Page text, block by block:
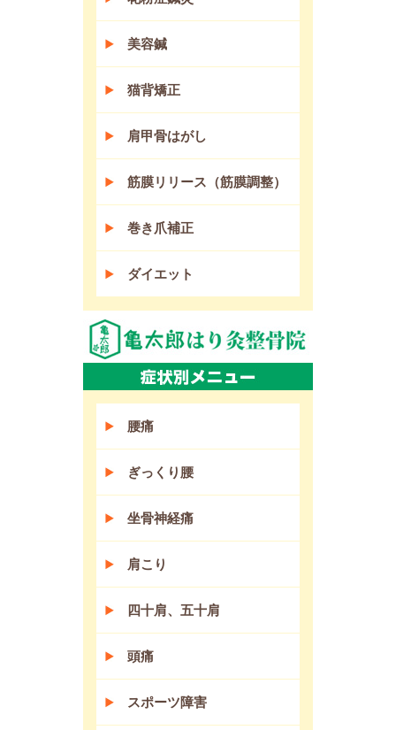
美容鍼
猫背矯正
肩甲骨はがし
筋膜リリース（筋膜調整）
巻き爪補正
ダイエット
腰痛
ぎっくり腰
坐骨神経痛
肩こり
四十肩、五十肩
頭痛
スポーツ障害